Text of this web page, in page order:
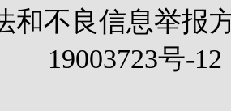
和不良信息举报
19003723号-12